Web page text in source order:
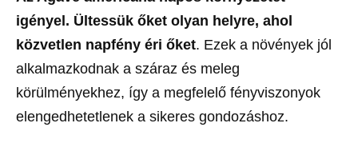
igényel. Ültessük őket olyan helyre, ahol
közvetlen napfény éri őket. Ezek a növények jól
alkalmazkodnak a száraz és meleg
körülményekhez, így a megfelelő fényviszonyok
elengedhetetlenek a sikeres gondozáshoz.